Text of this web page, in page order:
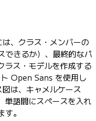
、クラス・メンバーの
できるか）、最終的なパ
ラス・モデルを作成する
Open Sans を使用し
は、キャメルケース
単語間にスペースを入れ
。